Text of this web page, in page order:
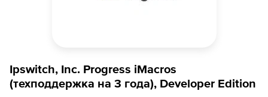
Ipswitch, Inc. Progress iMacros
(техподдержка на 3 года), Developer Edition